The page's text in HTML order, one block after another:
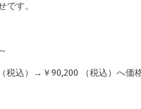
です。
税込）→￥90,200 （税込）へ価